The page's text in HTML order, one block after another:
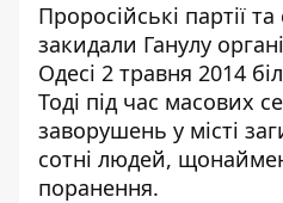
Проросійські партії
закидали Ганулу
Одесі 2 травня 2014
Тоді під час масових
заворушень у місті
сотні людей,
поранення.